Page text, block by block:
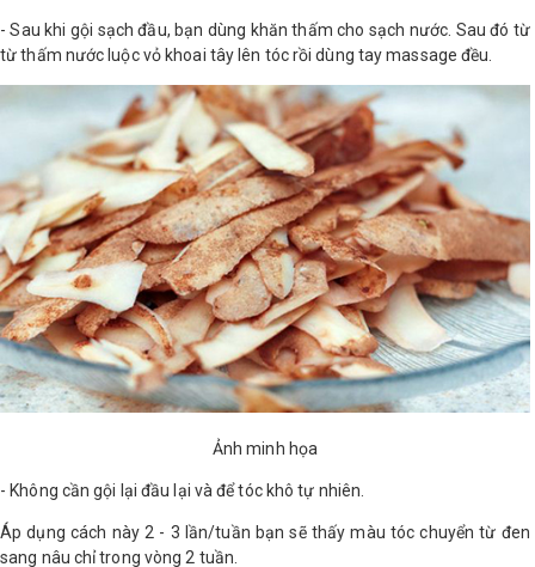
- Sau khi gội sạch đầu, bạn dùng khăn thấm cho sạch nước. Sau đó từ
từ thấm nước luộc vỏ khoai tây lên tóc rồi dùng tay massage đều.
Ảnh minh họa
- Không cần gội lại đầu lại và để tóc khô tự nhiên.
Áp dụng cách này 2 - 3 lần/tuần bạn sẽ thấy màu tóc chuyển từ đen
sang nâu chỉ trong vòng 2 tuần.